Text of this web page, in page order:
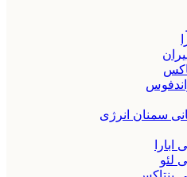
سمنان انرژی
لئو